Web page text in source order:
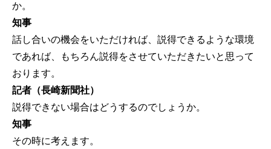
か。
知事
話し合いの機会をいただければ、説得できるような環境
であれば、もちろん説得をさせていただきたいと思って
おります。
記者（長崎新聞社）
説得できない場合はどうするのでしょうか。
知事
その時に考えます。